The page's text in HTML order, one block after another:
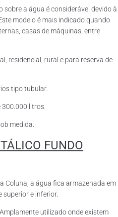
sobre a água é considerável devido à
modelo é mais indicado quando
casas de máquinas, entre
residencial, rural e para reserva de
tipo tubular.
litros.
medida.
FUNDO
Coluna, a água fica armazenada em
e inferior.
utilizado onde existem